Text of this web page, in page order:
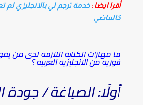
أقرا ايضا : خدمة ترجم لي بالانجليزي
كالماضي
ما مهارات الكتابة اللازمة لدى من
فوريه من الانجليزيه العربيه ؟
أولًا: الصياغة / جودة